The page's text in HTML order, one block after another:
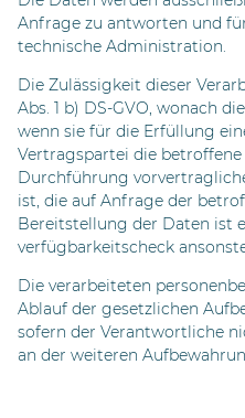
Anfrage zu antworten und
technische Administration.
Die Zulässigkeit dieser
Abs. 1 b) DS-GVO, wonach
wenn sie für die Erfüllung
Vertragspartei die
Durchführung
ist, die auf Anfrage der
Bereitstellung der Daten ist
verfügbarkeitscheck
Die verarbeiteten
Ablauf der gesetzlichen
sofern der Verantwortliche
an der weiteren